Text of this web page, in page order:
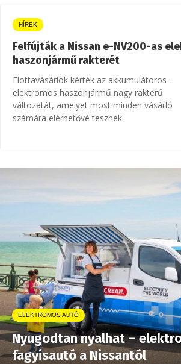
HÍREK
Felfújták a Nissan e-NV200-as
haszonjármű rakterét
Flottavásárlók kérték az akkumulátoros-
elektromos haszonjármű nagy rakterű
változatát, amelyet most minden vásárló
számára elérhetővé tesznek.
ELEKTROMOS AUTÓ
Nyugodtan nyalhat –
fagyisautó a Nissantól